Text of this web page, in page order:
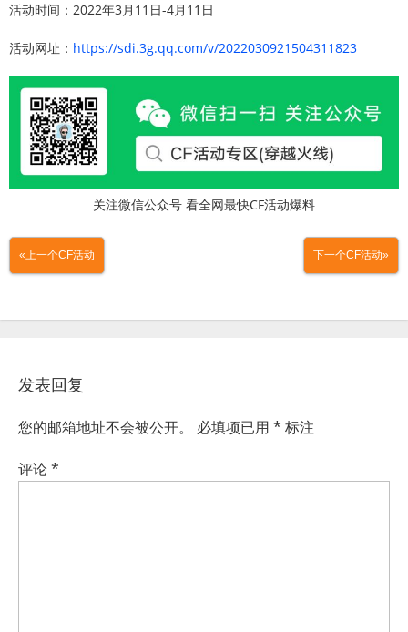
活动时间：2022年3月11日-4月11日
活动网址： https://sdi.3g.qq.com/v/2022030921504311823
关注微信公众号 看全网最快CF活动爆料
«上一个CF活动 下一个CF活动»
发表回复
您的邮箱地址不会被公开。 必填项已用 * 标注
评论*